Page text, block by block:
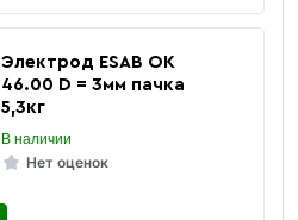
Электрод ESAB ОК
46.00 D = 3мм пачка
5,3кг
В наличии
Нет оценок